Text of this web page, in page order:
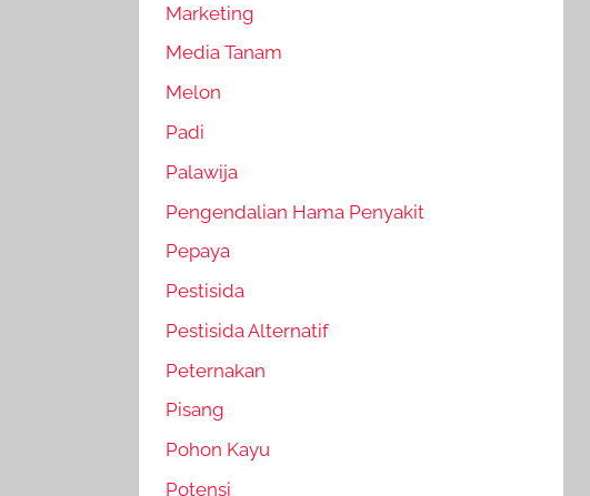
Marketing
Media Tanam
Melon
Padi
Palawija
Pengendalian Hama Penyakit
Pepaya
Pestisida
Pestisida Alternatif
Peternakan
Pisang
Pohon Kayu
Potensi